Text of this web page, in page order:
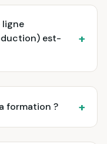
ligne
est-
+
formation ? +